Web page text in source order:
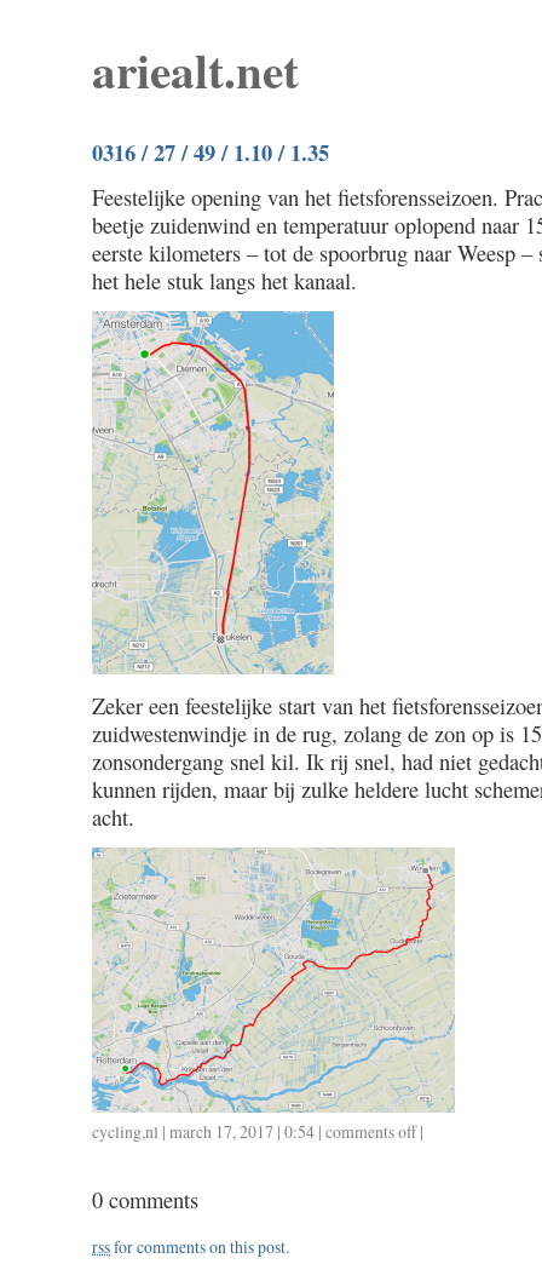
ariealt.net
0316 / 27 / 49 / 1.10 / 1.35
Feestelijke opening van het fietsforensseizoen.
beetje zuidenwind en temperatuur oplopend naar
eerste kilometers – tot de spoorbrug naar Weesp –
het hele stuk langs het kanaal.
Zeker een feestelijke start van het
zuidwestenwindje in de rug, zolang de zon op is
zonsondergang snel kil. Ik rij snel, had niet
kunnen rijden, maar bij zulke heldere lucht
acht.
cycling,nl | march 17, 2017 | 0:54 | comments offon
|
0 comments
rssfor comments on this post.